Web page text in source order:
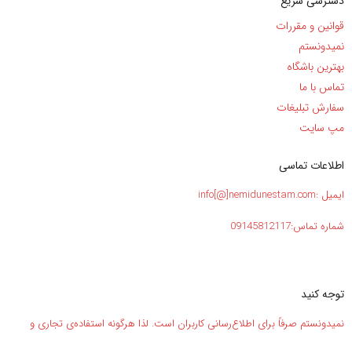
قوانین و مقررات
نمیدونستم
بهترین باشگاه
تماس با ما
سفارش تبلیغات
مپ سایت
اطلاعات تماسی
ایمیل :info[@]nemidunestam.com
شماره تماس:09145812117
توجه کنید
نمیدونستم صرفاً برای اطلاع‌رسانی کاربران است. لذا هرگونه استفاده‌ی تجاری و